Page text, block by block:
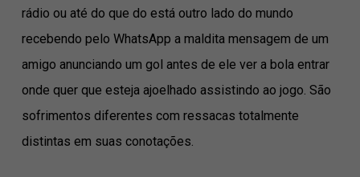
rádio ou até do que do está outro lado do mundo
recebendo pelo WhatsApp a maldita mensagem de um
amigo anunciando um gol antes de ele ver a bola entrar
onde quer que esteja ajoelhado assistindo ao jogo. São
sofrimentos diferentes com ressacas totalmente
distintas em suas conotações.